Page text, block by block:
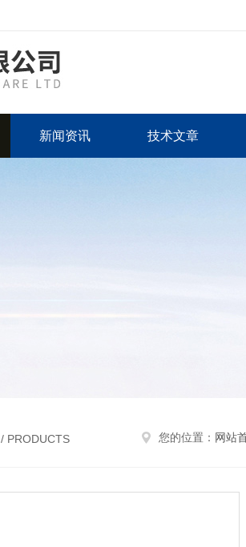
新闻资讯 技术文章
/ PRODUCTS 您的位置： 网站